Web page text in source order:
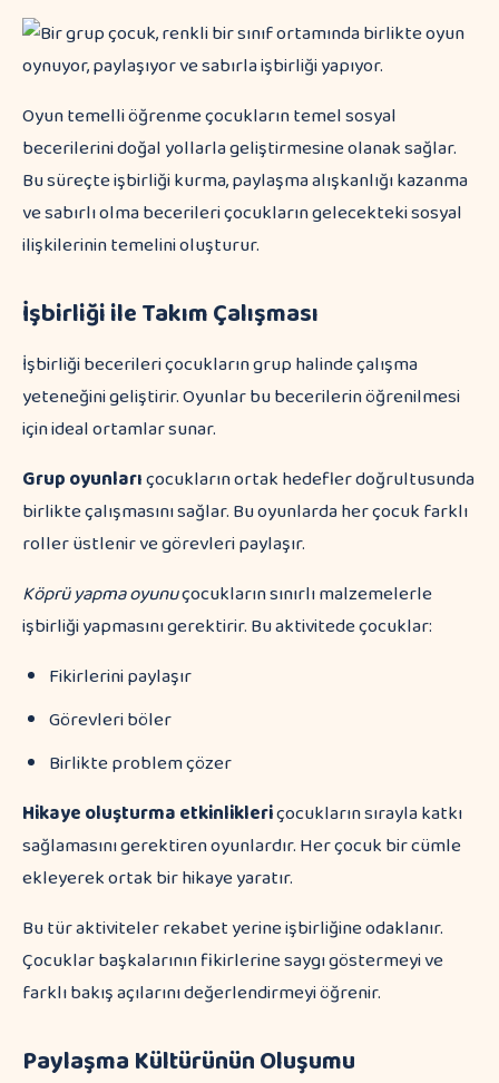
Oyun temelli öğrenme çocukların temel sosyal
becerilerini doğal yollarla geliştirmesine olanak sağlar.
Bu süreçte işbirliği kurma, paylaşma alışkanlığı kazanma
ve sabırlı olma becerileri çocukların gelecekteki sosyal
ilişkilerinin temelini oluşturur.
İşbirliği ile Takım Çalışması
İşbirliği becerileri çocukların grup halinde çalışma
yeteneğini geliştirir. Oyunlar bu becerilerin öğrenilmesi
için ideal ortamlar sunar.
Grup oyunlarıçocukların ortak hedefler doğrultusunda
birlikte çalışmasını sağlar. Bu oyunlarda her çocuk farklı
roller üstlenir ve görevleri paylaşır.
Köprü yapma oyunuçocukların sınırlı malzemelerle
işbirliği yapmasını gerektirir. Bu aktivitede çocuklar:
Fikirlerini paylaşır
Görevleri böler
Birlikte problem çözer
Hikaye oluşturma etkinlikleriçocukların sırayla katkı
sağlamasını gerektiren oyunlardır. Her çocuk bir cümle
ekleyerek ortak bir hikaye yaratır.
Bu tür aktiviteler rekabet yerine işbirliğine odaklanır.
Çocuklar başkalarının fikirlerine saygı göstermeyi ve
farklı bakış açılarını değerlendirmeyi öğrenir.
Paylaşma Kültürünün Oluşumu